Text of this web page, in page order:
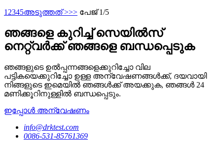
1 2345അടുത്തത് >>> പേജ് 1/5
ഞങ്ങളെ കുറിച്ച് സെയിൽസ്
നെറ്റ്‌വർക്ക് ഞങ്ങളെ ബന്ധപ്പെടുക
ഞങ്ങളുടെ ഉൽപ്പന്നങ്ങളെക്കുറിച്ചോ വില
പട്ടികയെക്കുറിച്ചോ ഉള്ള അന്വേഷണങ്ങൾക്ക്, ദയവായി
നിങ്ങളുടെ ഇമെയിൽ ഞങ്ങൾക്ക് അയക്കുക, ഞങ്ങൾ 24
മണിക്കൂറിനുള്ളിൽ ബന്ധപ്പെടും.
ഇപ്പോൾ അന്വേഷണം
info@drktest.com
0086-531-85761369